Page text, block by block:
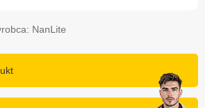
NanLite